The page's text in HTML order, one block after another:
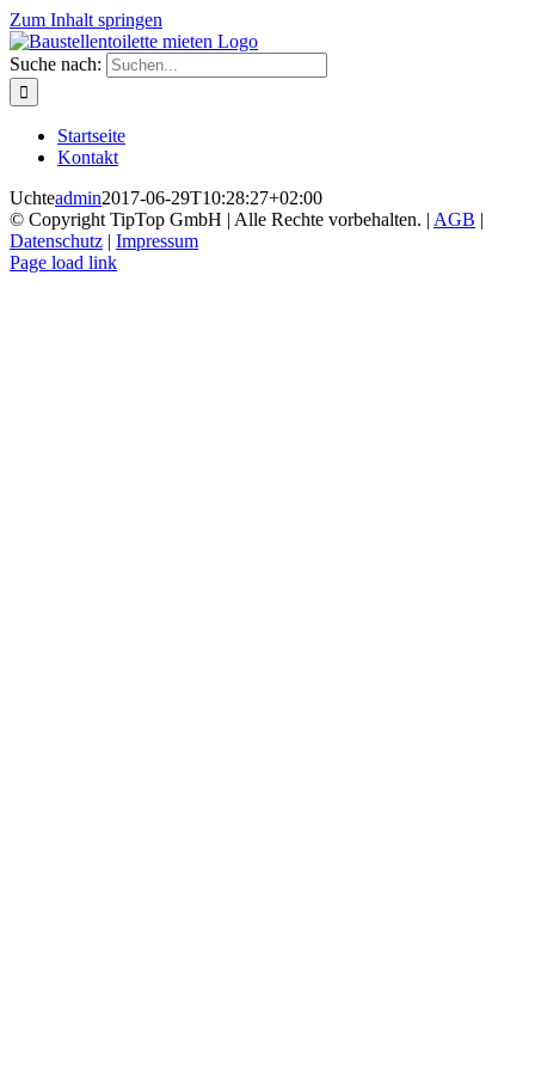
Zum Inhalt springen
Suche nach:
Startseite
Kontakt
Uchteadmin2017-06-29T10:28:27+02:00
© Copyright TipTop GmbH | Alle Rechte vorbehalten. | AGB |
Datenschutz | Impressum
Page load link